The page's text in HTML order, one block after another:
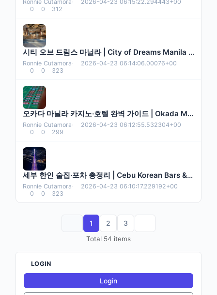
LOGIN
Login
Ronnie Cutamora
2026-04-23 06:15:22.294443+00
0
0 312
시티 오브 드림스 마닐라 | City of Dreams Manila Guide
Ronnie Cutamora
2026-04-23 06:14:06.00076+00
0
0 323
오카다 마닐라 카지노·호텔 완벽 가이드 | Okada Manila
Ronnie Cutamora
2026-04-23 06:12:55.532304+00
0
0 299
세부 한인 술집·포차 총정리 | Cebu Korean Bars & Pocha
Ronnie Cutamora
2026-04-23 06:10:17.229192+00
0
0 323
1 2 3
Total 54 items